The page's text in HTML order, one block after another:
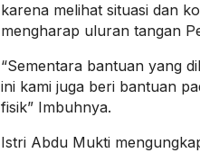
karena melihat situasi dan
mengharap uluran tangan
“Sementara bantuan yang
ini kami juga beri bantuan
fisik” Imbuhnya.
Istri Abdu Mukti